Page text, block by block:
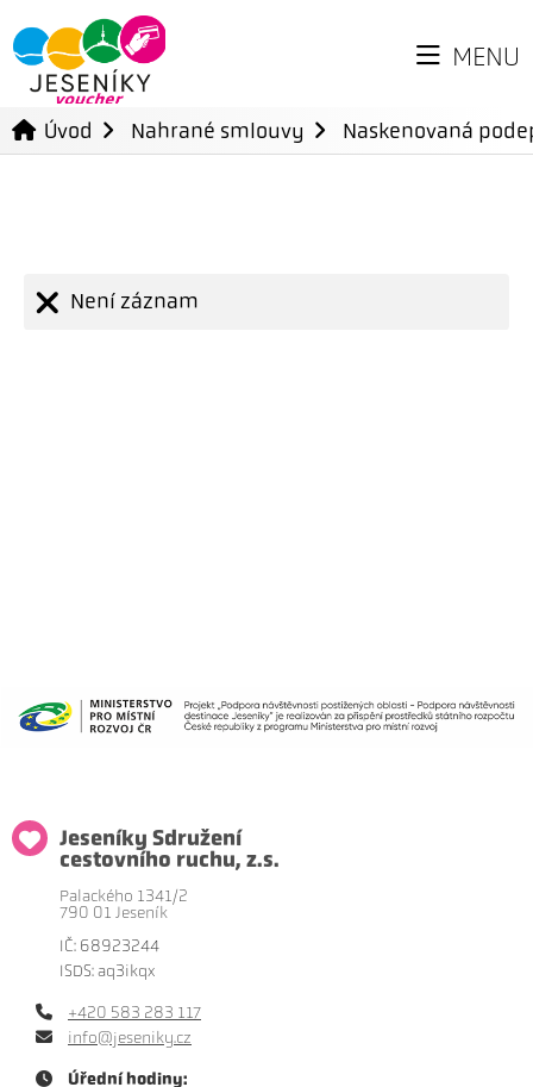
MENU
Úvod Nahrané smlouvy Naskenovaná
Není záznam
Jeseníky Sdružení
cestovního ruchu, z.s.
Palackého 1341/2
790 01 Jeseník
IČ: 68923244
ISDS: aq3ikqx
+420 583 283 117
info@jeseniky.cz
Úřední hodiny: